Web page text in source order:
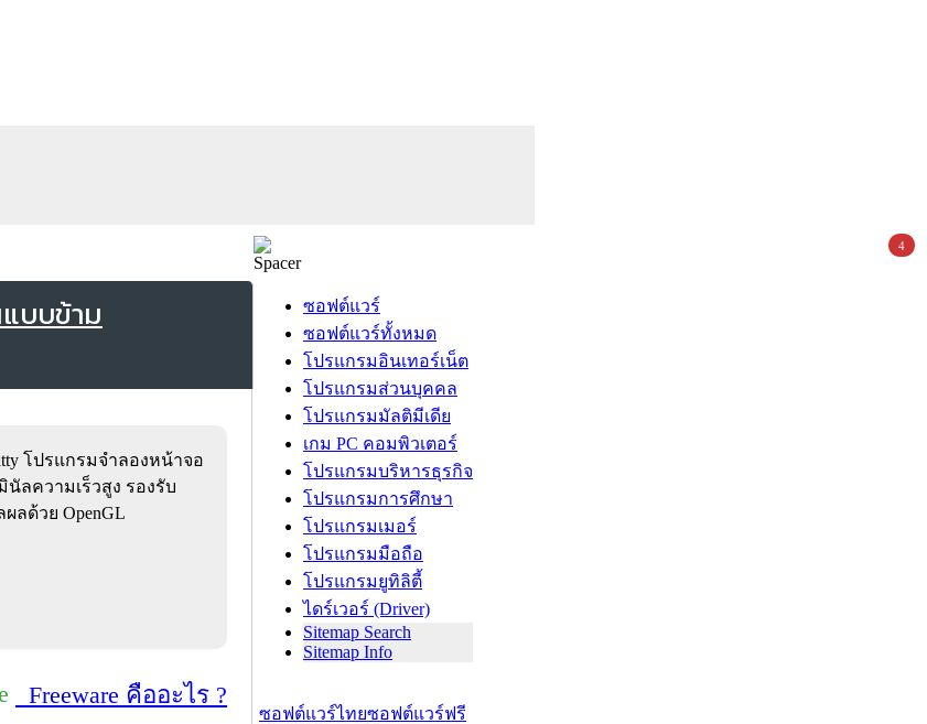
บบข้าม
โปรแกรมจำลองหน้าจอ
นัลความเร็วสูง รองรับ
ลด้วย OpenGL
Freeware คืออะไร ?
ซอฟต์แวร์
ซอฟต์แวร์ทั้งหมด
โปรแกรมอินเทอร์เน็ต
โปรแกรมส่วนบุคคล
โปรแกรมมัลติมีเดีย
เกม PC คอมพิวเตอร์
โปรแกรมบริหารธุรกิจ
โปรแกรมการศึกษา
โปรแกรมเมอร์
โปรแกรมมือถือ
โปรแกรมยูทิลิตี้
ไดร์เวอร์ (Driver)
Sitemap Search
Sitemap Info
ซอฟต์แวร์ไทยซอฟต์แวร์ฟรี
4